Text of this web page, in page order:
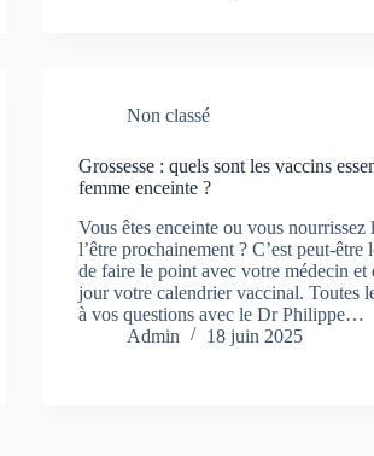
Non classé
Grossesse : quels sont les vaccins
femme enceinte ?
Vous êtes enceinte ou vous nourrissez
l’être prochainement ? C’est peut-être
de faire le point avec votre médecin et
jour votre calendrier vaccinal. Toutes
à vos questions avec le Dr Philippe…
Admin
18 juin 2025